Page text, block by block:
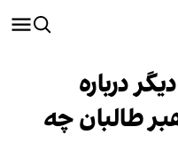
درباره
طالبان چه